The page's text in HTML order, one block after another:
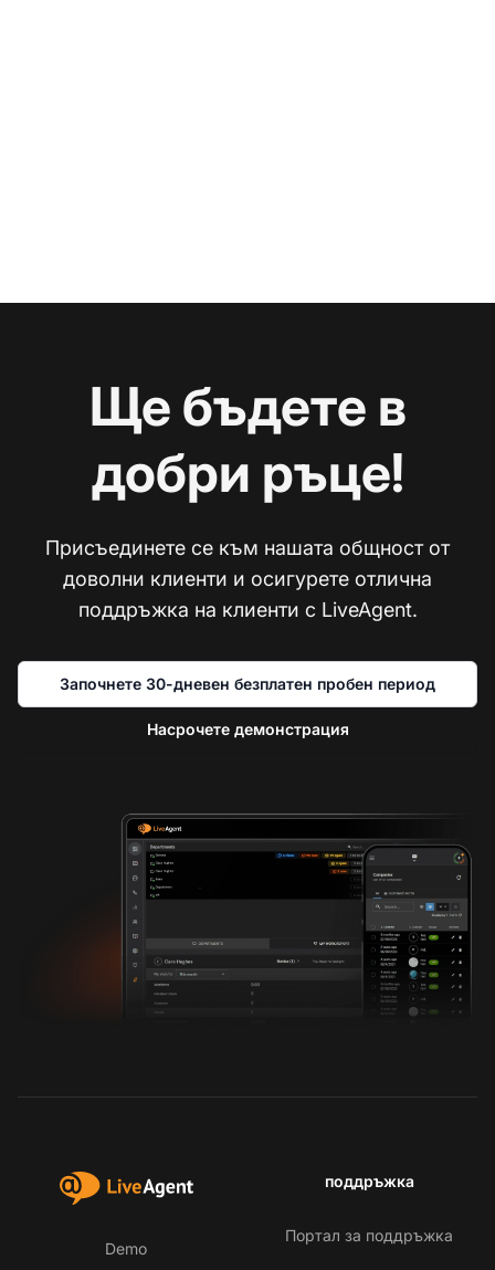
Ще бъдете в
добри ръце!
Присъединете се към нашата общност от
доволни клиенти и осигурете отлична
поддръжка на клиенти с LiveAgent.
Започнете 30-дневен безплатен пробен период
Насрочете демонстрация
Demo
поддръжка
Портал за поддръжка